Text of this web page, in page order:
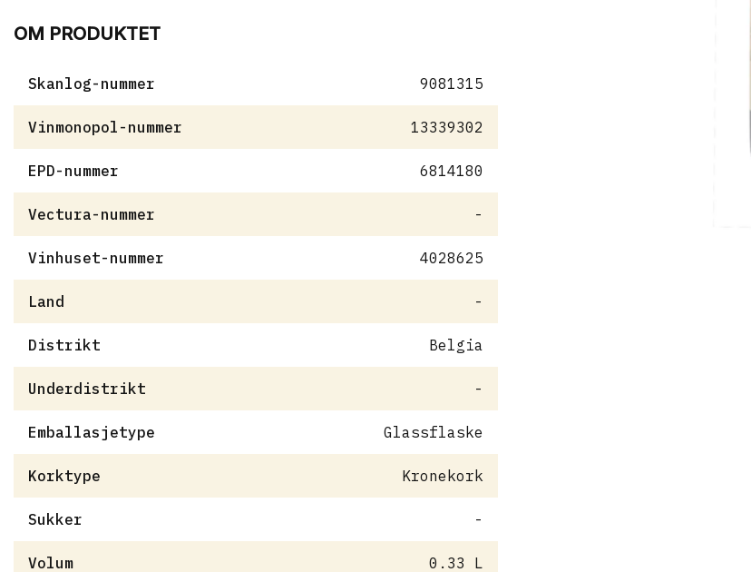
OM PRODUKTET
Skanlog-nummer 9081315
Vinmonopol-nummer 13339302
EPD-nummer 6814180
Vectura-nummer -
Vinhuset-nummer 4028625
Land -
Distrikt Belgia
Underdistrikt -
Emballasjetype Glassflaske
Korktype Kronekork
Sukker -
Volum 0.33 L